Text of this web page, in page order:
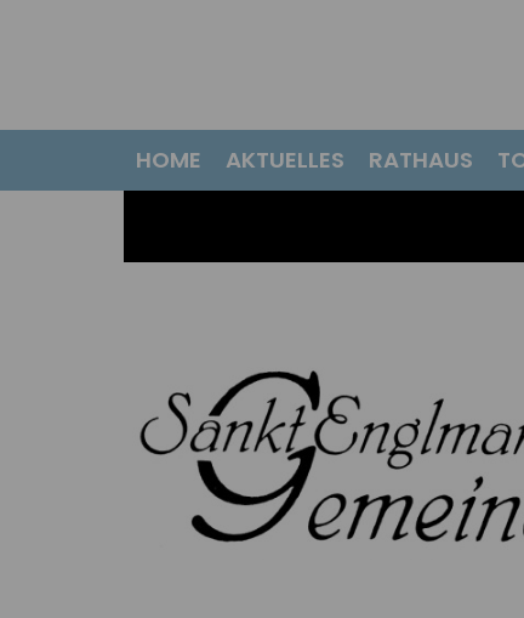
HOME AKTUELLES RATHAUS